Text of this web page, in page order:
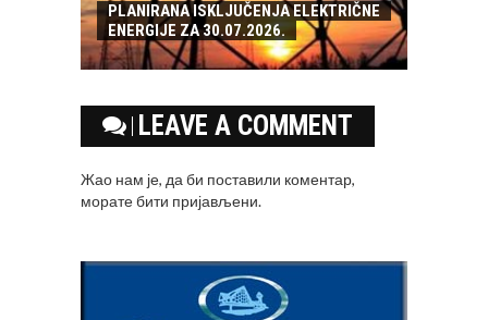
PLANIRANA ISKLJUČENJA ELEKTRIČNE
ENERGIJE ZA 30.07.2026.
LEAVE A COMMENT
Жао нам је, да би поставили коментар,
моратебити пријављени.